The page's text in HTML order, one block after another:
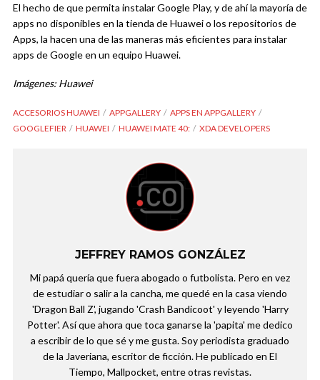
El hecho de que permita instalar Google Play, y de ahí la mayoría de
apps no disponibles en la tienda de Huawei o los repositorios de
Apps, la hacen una de las maneras más eficientes para instalar
apps de Google en un equipo Huawei.
Imágenes: Huawei
ACCESORIOS HUAWEI APPGALLERY
APPS EN APPGALLERY
GOOGLEFIER
HUAWEI HUAWEI MATE 40: XDA DEVELOPERS
JEFFREY RAMOS GONZÁLEZ
Mi papá quería que fuera abogado o futbolista. Pero en vez
de estudiar o salir a la cancha, me quedé en la casa viendo
'Dragon Ball Z', jugando 'Crash Bandicoot' y leyendo 'Harry
Potter'. Así que ahora que toca ganarse la 'papita' me dedico
a escribir de lo que sé y me gusta. Soy periodista graduado
de la Javeriana, escritor de ficción. He publicado en El
Tiempo, Mallpocket, entre otras revistas.